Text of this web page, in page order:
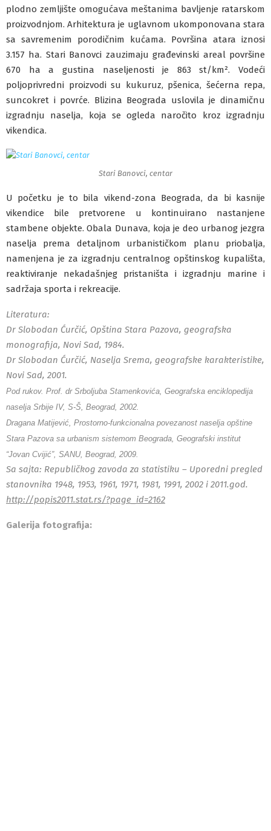
plodno zemljište omogućava meštanima bavljenje ratarskom
proizvodnjom. Arhitektura je uglavnom ukomponovana stara
sa savremenim porodičnim kućama. Površina atara iznosi
3.157 ha. Stari Banovci zauzimaju građevinski areal površine
670 ha a gustina naseljenosti je 863 st/km². Vodeći
poljoprivredni proizvodi su kukuruz, pšenica, šećerna repa,
suncokret i povrće. Blizina Beograda uslovila je dinamičnu
izgradnju naselja, koja se ogleda naročito kroz izgradnju
vikendica.
Stari Banovci, centar
U početku je to bila vikend-zona Beograda, da bi kasnije
vikendice bile pretvorene u kontinuirano nastanjene
stambene objekte. Obala Dunava, koja je deo urbanog jezgra
naselja prema detaljnom urbanističkom planu priobalja,
namenjena je za izgradnju centralnog opštinskog kupališta,
reaktiviranje nekadašnjeg pristaništa i izgradnju marine i
sadržaja sporta i rekreacije.
Literatura:
Dr Slobodan Ćurčić, Opština Stara Pazova, geografska
monografija, Novi Sad, 1984.
Dr Slobodan Ćurčić, Naselja Srema, geografske karakteristike,
Novi Sad, 2001.
Pod rukov. Prof. dr Srboljuba Stamenkovića, Geografska enciklopedija
naselja Srbije IV, S-Š, Beograd, 2002.
Dragana Matijević, Prostorno-funkcionalna povezanost naselja opštine
Stara Pazova sa urbanism sistemom Beograda, Geografski institut
“Jovan Cvijić”, SANU, Beograd, 2009.
Sa sajta: Republičkog zavoda za statistiku – Uporedni pregled
stanovnika 1948, 1953, 1961, 1971, 1981, 1991, 2002 i 2011.god.
http://popis2011.stat.rs/?page_id=2162
Galerija fotografija: